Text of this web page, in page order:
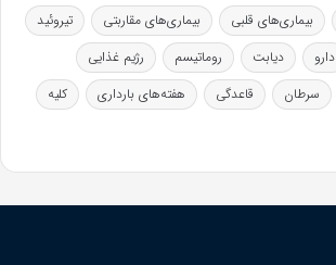
بیماری‌های قلبی بیماری‌های مقاربتی
تیروئید
دارو دیابت روماتیسم
رژیم غذایی
سرطان قاعدگی هفته‌های بارداری
کلیه